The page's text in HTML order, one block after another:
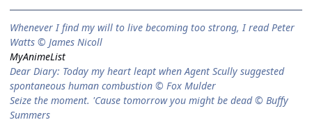
When­ever I find my will to live be­com­ing too strong, I read Peter
Watts © James Nicoll
MyAnimeList
Dear Diary: Today my heart leapt when Agent Scully suggested
spontaneous human combustion © Fox Mulder
Seize the moment. 'Cause tomorrow you might be dead © Buffy
Summers